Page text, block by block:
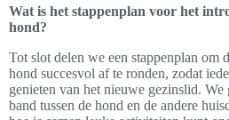
Wat is het stappenplan voor het
hond?
Tot slot delen we een stappenplan om
hond succesvol af te ronden, zodat
genieten van het nieuwe gezinslid.
band tussen de hond en de andere